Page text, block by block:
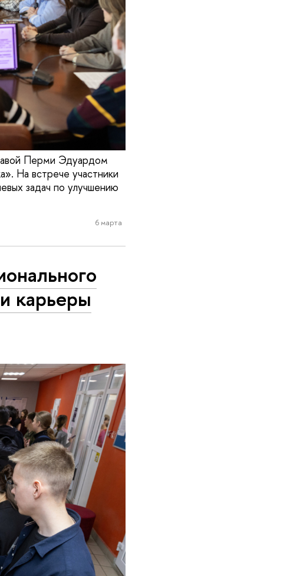
Перми Эдуардом
На встрече участники
задач по улучшению
6 марта
карьеры